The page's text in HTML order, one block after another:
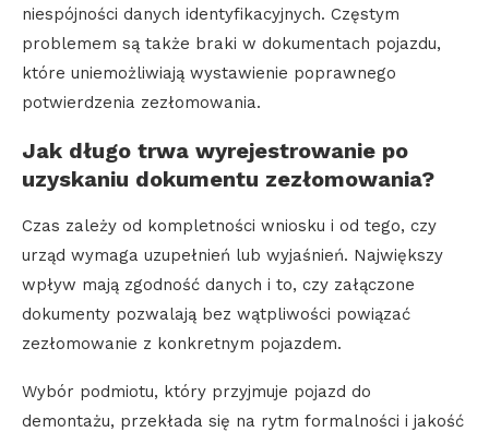
niespójności danych identyfikacyjnych. Częstym
problemem są także braki w dokumentach pojazdu,
które uniemożliwiają wystawienie poprawnego
potwierdzenia zezłomowania.
Jak długo trwa wyrejestrowanie po
uzyskaniu dokumentu zezłomowania?
Czas zależy od kompletności wniosku i od tego, czy
urząd wymaga uzupełnień lub wyjaśnień. Największy
wpływ mają zgodność danych i to, czy załączone
dokumenty pozwalają bez wątpliwości powiązać
zezłomowanie z konkretnym pojazdem.
Wybór podmiotu, który przyjmuje pojazd do
demontażu, przekłada się na rytm formalności i jakość